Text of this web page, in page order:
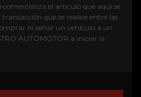
comercializa el artículo que aquí se
que se realice entre las
ni señar un vehículo a un
AUTOMOTOR a iniciar la